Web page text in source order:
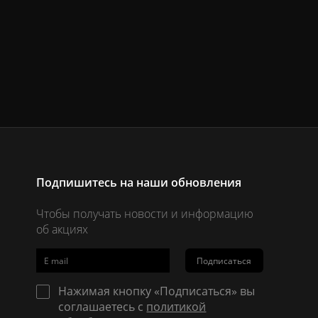
Подпишитесь на наши обновления
Чтобы получать новости и информацию
об акциях
Подписаться
Нажимая кнопку «Подписаться» вы
соглашаетесь с политикой